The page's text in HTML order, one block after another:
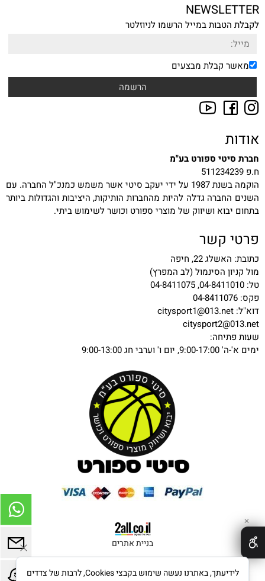
NEWSLETTER
לקבלת הטבות במייל הרשמו לניוזלטר
מאשר קבלת מבצעים
אודות
חברת סיטי ספורט בע"מ
ח.פ 511234239
הוקמה בשנת 1987 על ידי יעקב סיטי אשר משמש כמנכ"ל החברה. עם
השנים החברה גדלה להיות מהחברות הותיקות, היציבות והגדולות ביותר
בתחום יבוא ושיווק של מוצרי ספורט וכושר לשימוש ביתי.
פרטי קשר
כתובת: האשלג 22, חיפה
מול קניון הסינמול (לב המפרץ)
טל: 04-8411010, 04-8411075
פקס: 04-8411076
דוא"ל: citysport1@013.net
citysport2@013.net
שעות פתיחה:
ימים א'-ה' 9:00-17:00, יום ו' וערבי חג 9:00-13:00
בניית אתרים
✕
לידיעתך, באתרנו נעשה שימוש בקבצי Cookies, לרבות של צדדים